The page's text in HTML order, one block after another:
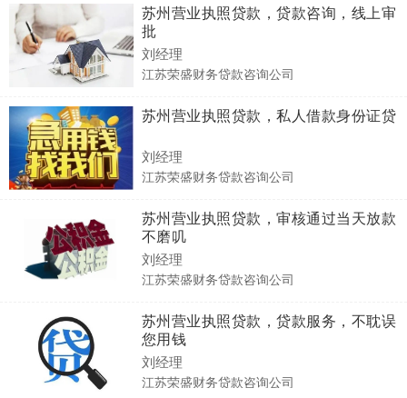
苏州营业执照贷款，贷款咨询，线上审
批
刘经理
江苏荣盛财务贷款咨询公司
苏州营业执照贷款，私人借款身份证贷
刘经理
江苏荣盛财务贷款咨询公司
苏州营业执照贷款，审核通过当天放款
不磨叽
刘经理
江苏荣盛财务贷款咨询公司
苏州营业执照贷款，贷款服务，不耽误
您用钱
刘经理
江苏荣盛财务贷款咨询公司